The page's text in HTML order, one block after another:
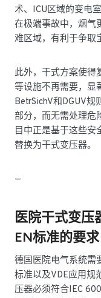
术、ICU区域的变电
在极端事故中，烟气
难区域，有利于争取
此外，干式方案使得
等设施不再需要，显
BetrSichV和DGUV
部分，而无需处理危
目中正是基于这些
替换为干式变压器。
—
医院干式变压
EN标准的要求
德国医院电气系统需
标准以及VDE应用规
压器必须符合IEC